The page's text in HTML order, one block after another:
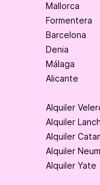
Mallorca
Formentera
Barcelona
Denia
Málaga
Alicante
Alquiler
Alquiler
Alquiler
Alquiler
Alquiler Yate